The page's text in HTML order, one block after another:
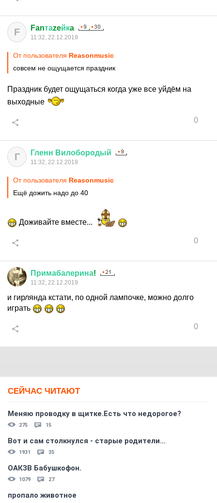
F Fanтаzeйкa
11:32, 22.12.2019
От пользователя Reasonmusic
совсем не ощущается праздник
Праздник будет ощущаться когда уже все уйдём на
выходные
0
Г Гленн Вилобородый
11:32, 22.12.2019
От пользователя Reasonmusic
Ещё дожить надо до 40
Доживайте вместе...
0
Примабалерина!
11:32, 22.12.2019
и гирлянда кстати, по одной лампочке, можно долго
играть
0
СЕЙЧАС ЧИТАЮТ
Меняю проводку в щитке.Есть что недорогое?
275 15
Вот и сам столкнулся - старые родители...
1931 35
ОАКЗВ Бабушкофон.
1079 27
пропало животное